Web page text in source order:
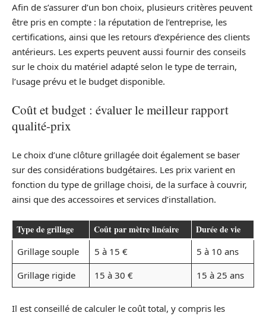
Afin de s’assurer d’un bon choix, plusieurs critères peuvent
être pris en compte : la réputation de l’entreprise, les
certifications, ainsi que les retours d’expérience des clients
antérieurs. Les experts peuvent aussi fournir des conseils
sur le choix du matériel adapté selon le type de terrain,
l’usage prévu et le budget disponible.
Coût et budget : évaluer le meilleur rapport
qualité-prix
Le choix d’une clôture grillagée doit également se baser
sur des considérations budgétaires. Les prix varient en
fonction du type de grillage choisi, de la surface à couvrir,
ainsi que des accessoires et services d’installation.
Type de grillage Coût par mètre linéaire Durée de vie
Grillage souple 5 à 15 €
5 à 10 ans
Grillage rigide
15 à 30 € 15 à 25 ans
Il est conseillé de calculer le coût total, y compris les